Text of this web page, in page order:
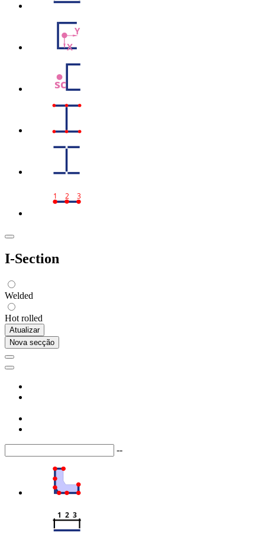
Y
X
sc
1 2 3
I-Section
Welded
Hot rolled
Atualizar
Nova secção
--
1  2  3